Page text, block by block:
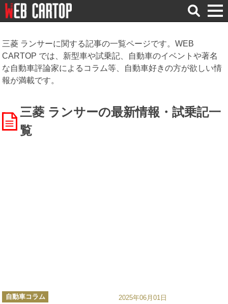
検
索
三菱 ランサーに関する記事の一覧ページです。WEB
CARTOP では、新型車や試乗記、自動車のイベントや著名
な自動車評論家によるコラム等、自動車好きの方が欲しい情
報が満載です。
三菱 ランサーの最新情報・試乗記一
覧
カ
テ
自動車コラム 2025年06月01日